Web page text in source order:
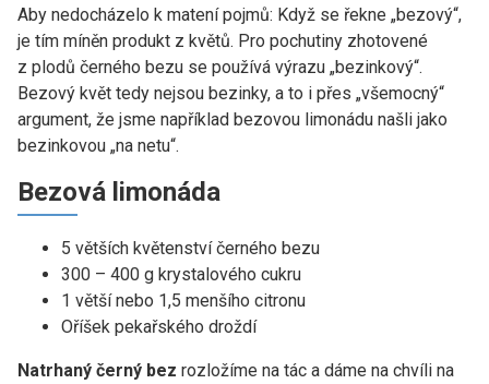
Aby nedocházelo k matení pojmů: Když se řekne „bezový“,
je tím míněn produkt z květů. Pro pochutiny zhotovené
z plodů černého bezu se používá výrazu „bezinkový“.
Bezový květ tedy nejsou bezinky, a to i přes „všemocný“
argument, že jsme například bezovou limonádu našli jako
bezinkovou „na netu“.
Bezová limonáda
5 větších květenství černého bezu
300 – 400 g krystalového cukru
1 větší nebo 1,5 menšího citronu
Oříšek pekařského droždí
Natrhaný černý bez rozložíme na tác a dáme na chvíli na